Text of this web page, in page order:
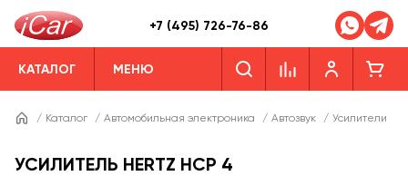
+7 (495) 726-76-86
КАТАЛОГ МЕНЮ
/ Каталог / Автомобильная электроника / Автозвук / Усилители
УСИЛИТЕЛЬ HERTZ HCP 4